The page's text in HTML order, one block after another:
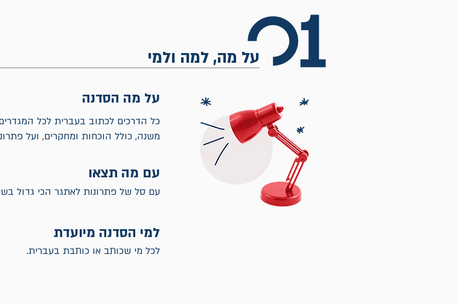
על מה, למה ולמי
על מה הסדנה
כל הדרכים לכתוב בעברית לכל
משנה, כולל הוכחות ומחקרים, ועל
עם מה תצאו
עם סל של פתרונות לאתגר הכי גדול
למי הסדנה מיועדת
לכל מי שכותב או כותבת בעברית.